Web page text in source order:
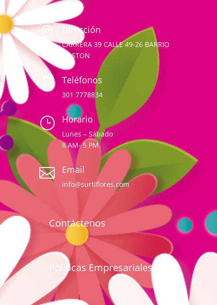
 Dirección
CARRERA 39 CALLE 49-26 BARRIO
BOSTON
 Teléfonos
301 7778834
} Horario
Lunes – Sábado
8 AM- 5 PM
 Email
info@surtiflores.com
Contáctenos
Políticas Empresariales